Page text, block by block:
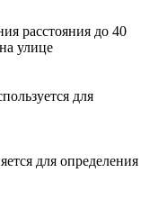
расстояния до 40
улице
для
для определения